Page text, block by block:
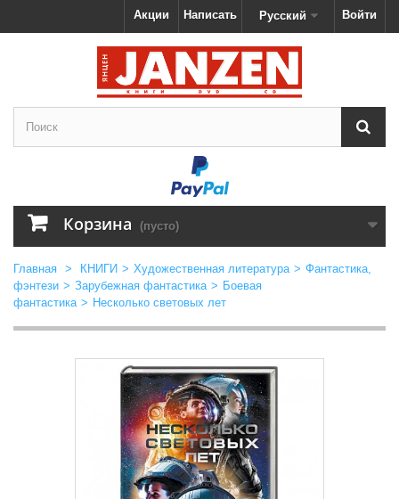
Войти
Русский
Написать
Акции
Корзина (пусто)
Главная > КНИГИ > Художественная литература > Фантастика,
фэнтези > Зарубежная фантастика > Боевая
фантастика > Несколько световых лет